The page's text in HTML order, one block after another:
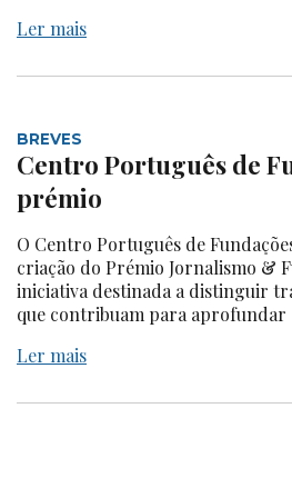
Ler mais
BREVES
Centro Português de
prémio
O Centro Português de
criação do Prémio Jornalismo &
iniciativa destinada a distinguir
que contribuam para aprofundar
Ler mais